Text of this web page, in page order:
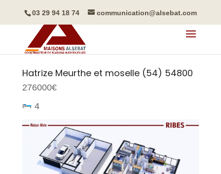
03 29 94 18 74 communication@alsebat.com
Hatrize Meurthe et moselle (54) 54800
276000€
4